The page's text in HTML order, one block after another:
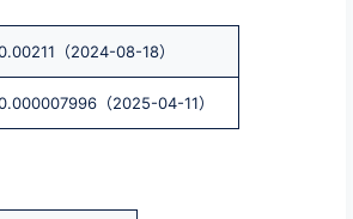
（2024-08-18）
（2025-04-11）